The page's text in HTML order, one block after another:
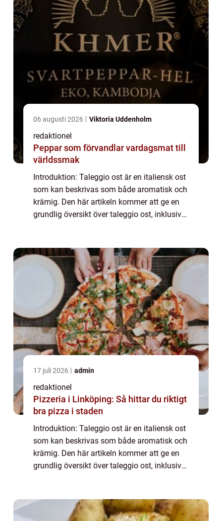
06 augusti 2026 Viktoria Uddenholm
redaktionel
Peppar som förvandlar vardagsmat till
världssmak
Introduktion: Taleggio ost är en italiensk ost
som kan beskrivas som både aromatisk och
krämig. Den här artikeln kommer att ge en
grundlig översikt över taleggio ost, inklusive
17 juli 2026 admin
redaktionel
Pizzeria i Linköping: Så hittar du riktigt
bra pizza i staden
Introduktion: Taleggio ost är en italiensk ost
som kan beskrivas som både aromatisk och
krämig. Den här artikeln kommer att ge en
grundlig översikt över taleggio ost, inklusive